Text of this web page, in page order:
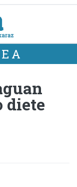
diete